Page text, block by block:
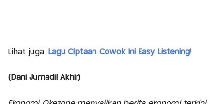
Lihat juga: Lagu Ciptaan Cowok Ini Easy Listening!
(Dani Jumadil Akhir)